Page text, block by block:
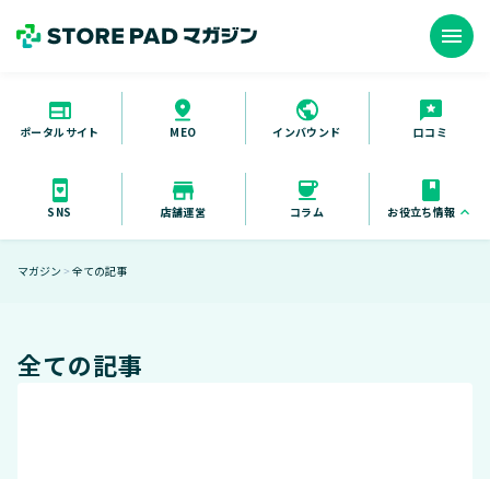
ポータルサイト MEO インバウンド 口コミ
SNS 店舗運営 コラム お役立ち情報 keyboard_arrow_up
menu
マガジン ＞ 全ての記事
全ての記事